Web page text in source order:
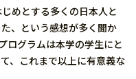
めとする多くの日本人と
、という感想が多く聞か
ログラムは本学の学生にと
、これまで以上に有意義な